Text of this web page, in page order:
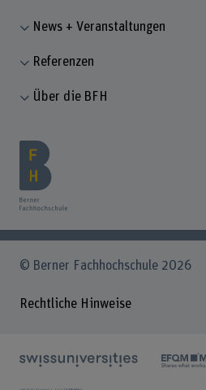
News + Veranstaltungen
Referenzen
Über die BFH
© Berner Fachhochschule 2026
Rechtliche Hinweise